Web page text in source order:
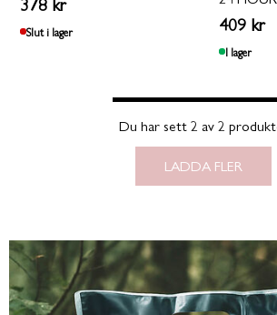
Slut i lager 409 kr
I lager
Du har sett 2 av 2
LADDA FLER